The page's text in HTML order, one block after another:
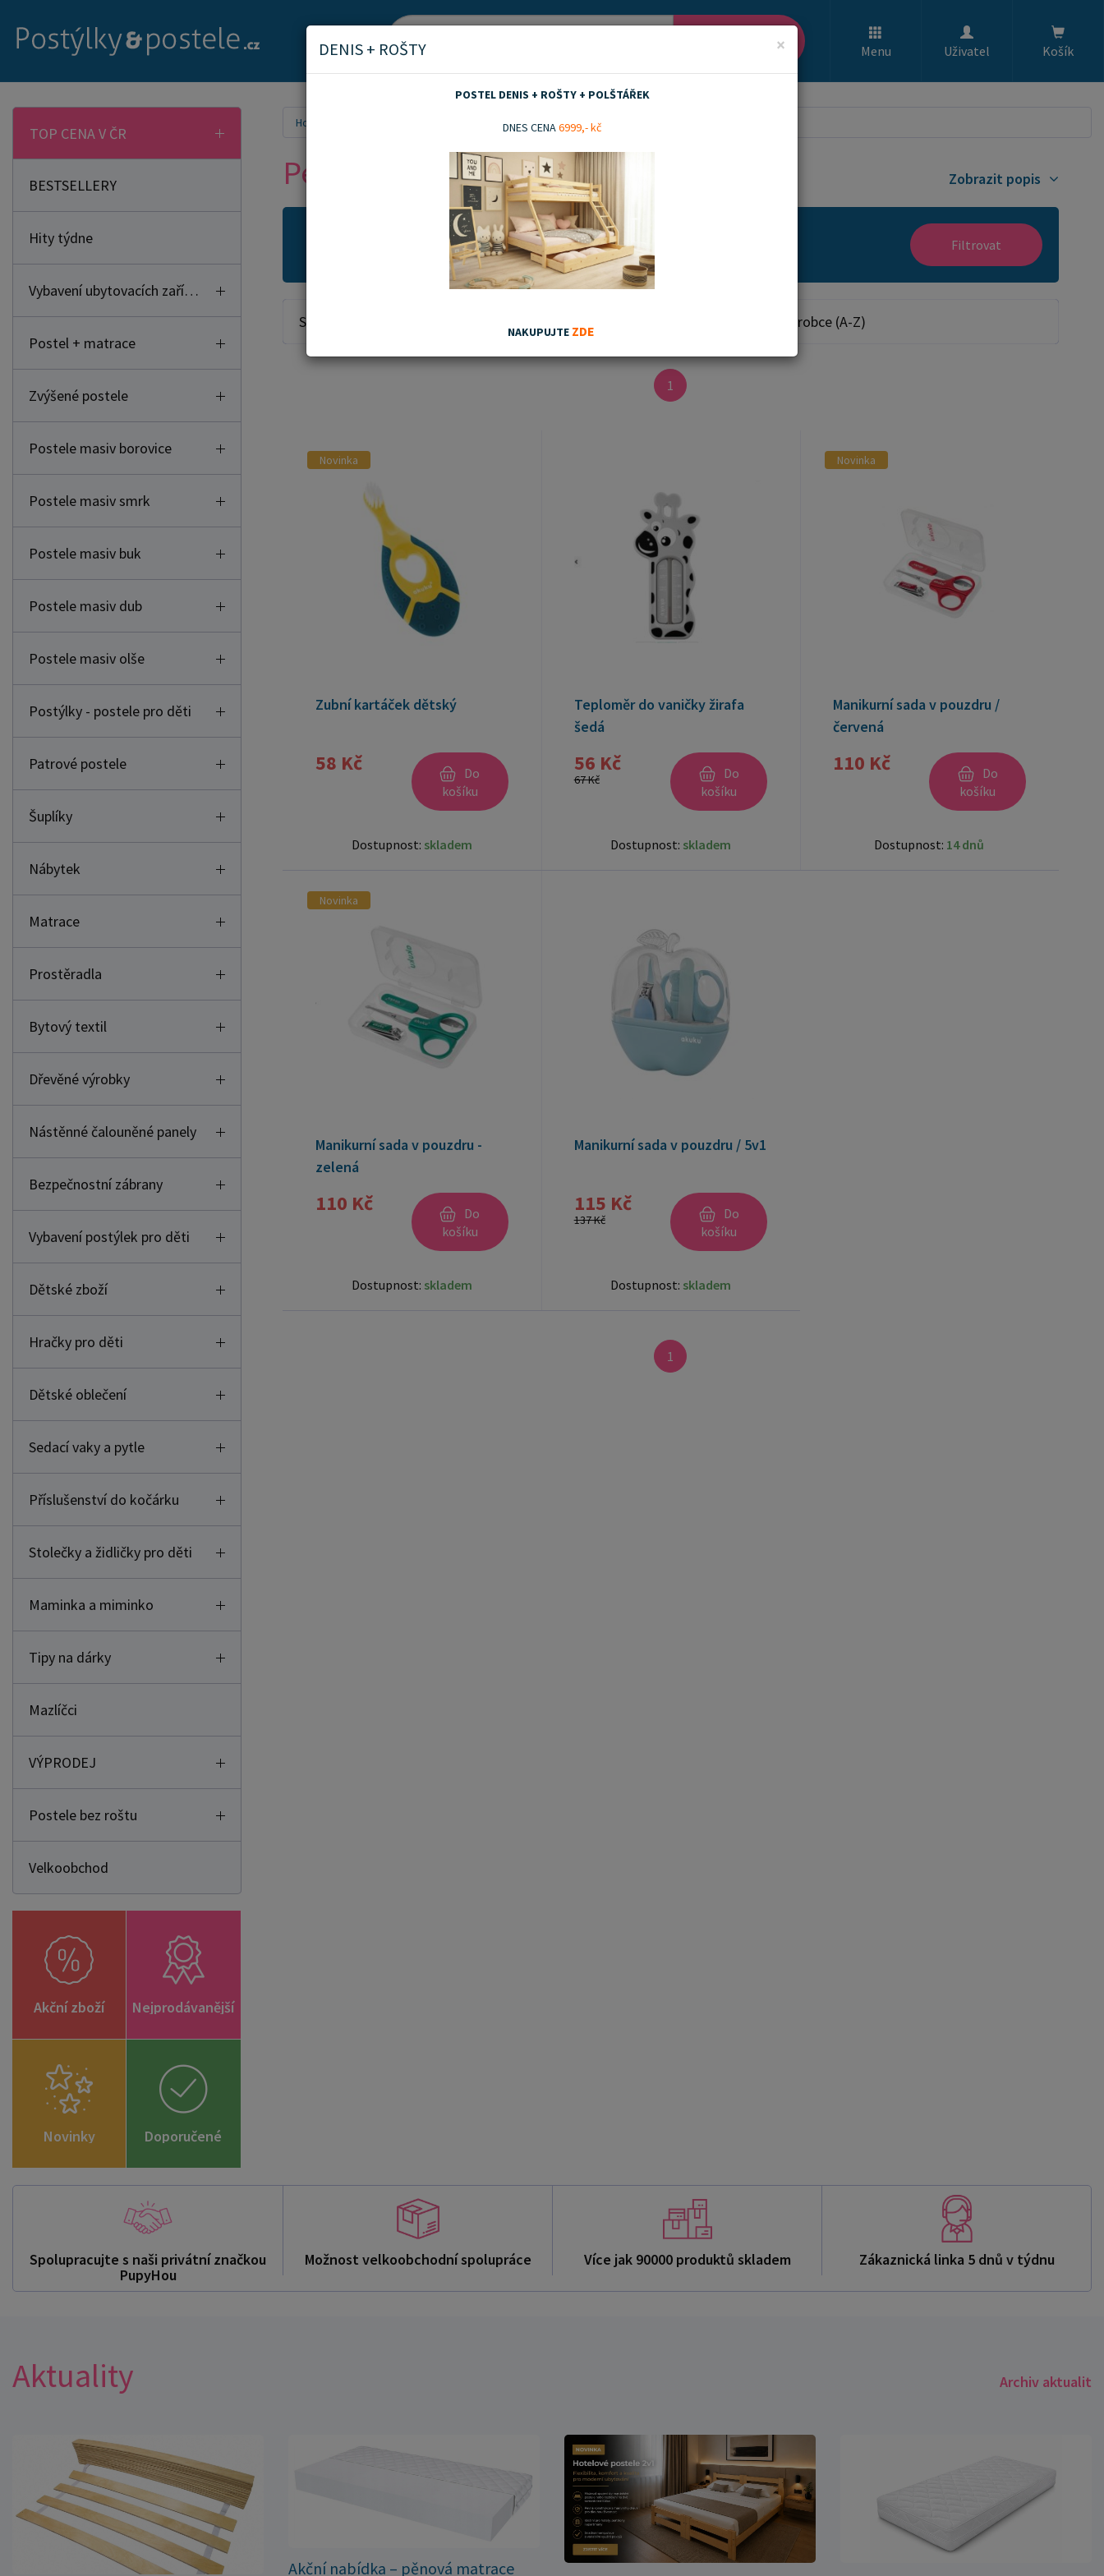
Menu Uživatel Košík
TOP CENA V ČR
BESTSELLERY
Hity týdne
Vybavení ubytovacích zařízení
Postel + matrace
Zvýšené postele
Postele masiv borovice
Postele masiv smrk
Postele masiv buk
Postele masiv dub
Postele masiv olše
Postýlky - postele pro děti
Patrové postele
Šuplíky
Nábytek
Matrace
Prostěradla
Bytový textil
Dřevěné výrobky
Nástěnné čalouněné panely
Bezpečnostní zábrany
Vybavení postýlek pro děti
Dětské zboží
Hračky pro děti
Dětské oblečení
Sedací vaky a pytle
Příslušenství do kočárku
Stolečky a židličky pro děti
Maminka a miminko
Tipy na dárky
Mazlíčci
VÝPRODEJ
Postele bez roštu
Velkoobchod
Akční zboží Nejprodávanější
Novinky
Doporučené
zboží
Home Péče a hygiena
Péče a hygiena Zobrazit popis
Akční zboží Doporučujeme Filtrovat
Seřadit od: Dle výrobce (A-Z)
1
Novinka
Zubní kartáček dětský
58 Kč
Do
košíku
Dostupnost: skladem
Teploměr do vaničky žirafa
šedá
56 Kč
67 Kč
Do
košíku
Dostupnost: skladem
Novinka
Manikurní sada v pouzdru /
červená
110 Kč
Do
košíku
Dostupnost: 14 dnů
Novinka
Manikurní sada v pouzdru -
zelená
110 Kč
Do
košíku
Dostupnost: skladem
Manikurní sada v pouzdru / 5v1
115 Kč
137 Kč
Do
košíku
Dostupnost: skladem
1
Spolupracujte s naši privátní značkou
PupyHou
Možnost velkoobchodní spolupráce Více jak 90000 produktů skladem Zákaznická linka 5 dnů v týdnu
Aktuality Archiv aktualit
Akční nabídka – pěnová matrace
×
DENIS + ROŠTY
POSTEL DENIS + ROŠTY + POLŠTÁŘEK
DNES CENA6999,- kč
NAKUPUJTE ZDE